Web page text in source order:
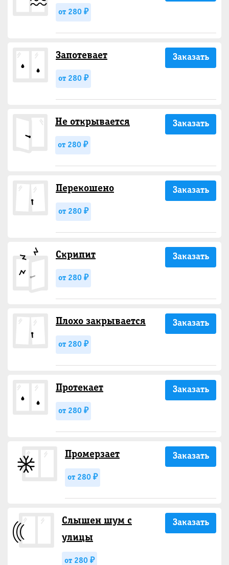
от 280 ₽
Запотевает
от 280 ₽
Заказать
Не открывается
от 280 ₽
Заказать
Перекошено
от 280 ₽
Заказать
Скрипит
от 280 ₽
Заказать
Плохо закрывается
от 280 ₽
Заказать
Протекает
от 280 ₽
Заказать
Промерзает
от 280 ₽
Заказать
Слышен шум с
улицы
от 280 ₽
Заказать